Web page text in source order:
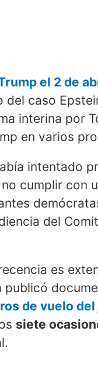
el 2 de
del caso
interina por
en varios
intentado
cumplir con
del
es
de vuelo
siete